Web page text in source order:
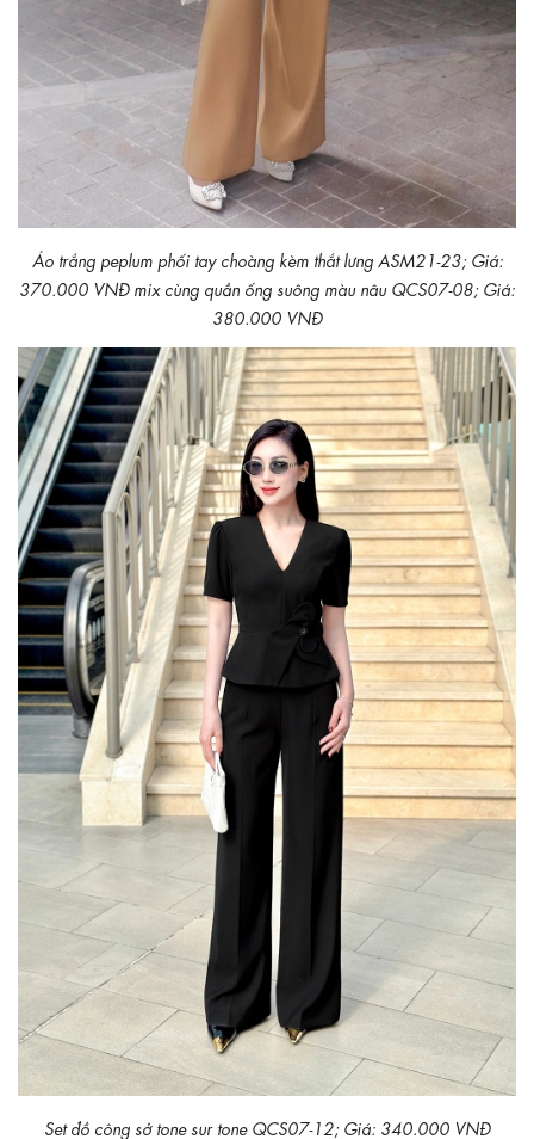
Áo trắng peplum phối tay choàng kèm thắt lưng ASM21-23; Giá:
370.000 VNĐ mix cùng quần ống suông màu nâu QCS07-08; Giá:
380.000 VNĐ
Set đồ công sở tone sur tone QCS07-12; Giá: 340.000 VNĐ